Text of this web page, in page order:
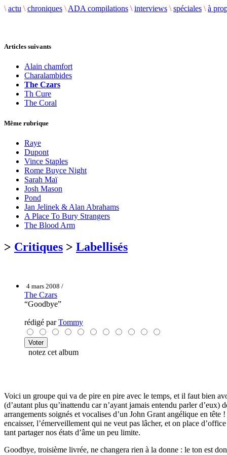
\ actu \ chroniques \ ADA compilations \ interviews \ spéciales \ à
Articles suivants
Alain chamfort
Charalambides
The Czars
Th Cure
The Coral
Même rubrique
Raye
Dupont
Vince Staples
Rome Buyce Night
Sarah Maï
Josh Mason
Pond
Jan Jelinek & Alan Abrahams
A Place To Bury Strangers
The Blood Arm
> Critiques > Labellisés
4 mars 2008 /
The Czars
“Goodbye”
rédigé parTommy
notez cet album
Voici un groupe qui va de pire en pire avec le temps, et il faut bien
(d’autant plus qu’inattendu car n’ayant jamais entendu parler
arrangements soignés et vocalises d’un John Grant angélique en
encaisser, l’émerveillement qui ne veut pas lâcher, et on place
tant partager nos états d’âme un peu limite.
Goodbye, troisième livrée, ne changera rien à la donne : le ton est